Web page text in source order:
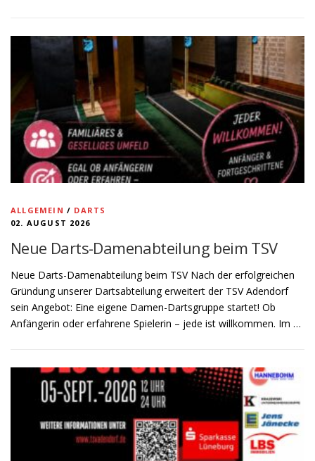
ALLGEMEIN / DARTS
02. AUGUST 2026
Neue Darts-Damenabteilung beim TSV
Neue Darts-Damenabteilung beim TSV Nach der erfolgreichen
Gründung unserer Dartsabteilung erweitert der TSV Adendorf
sein Angebot: Eine eigene Damen-Dartsgruppe startet! Ob
Anfängerin oder erfahrene Spielerin – jede ist willkommen. Im …